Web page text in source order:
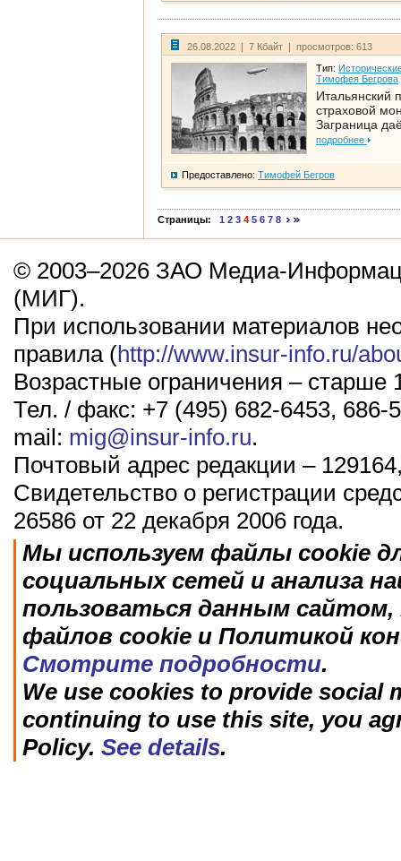
26.08.2022 | 7 Кбайт | просмотров: 613
Тип:
Тимофея Бегрова
Итальянский
страховой
Заграница
подробнее
Предоставлено: Тимофей Бегров
Страницы: 1 2 3 4 5 6 7 8
© 2003–2026 ЗАО Медиа-
(МИГ).
При использовании материалов
правила (http://www.insur-info.ru/
Возрастные ограничения – старше
Тел. / факс: +7 (495) 682-6453, 686-
mail: mig@insur-info.ru.
Почтовый адрес редакции –
Свидетельство о регистрации
26586 от 22 декабря 2006 года.
Мы используем файлы cookie
социальных сетей и анализа
пользоваться данным
файлов cookie и Политикой
Смотрите подробности.
We use cookies to provide social
continuing to use this site, you
Policy. See details.